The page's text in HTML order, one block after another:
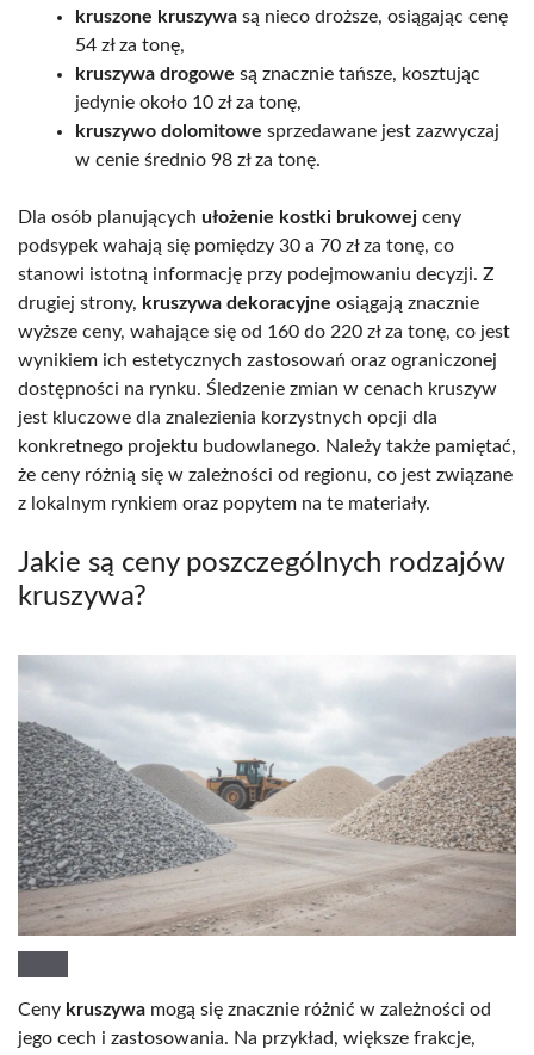
kruszone kruszywa są nieco droższe, osiągając cenę
54 zł za tonę,
kruszywa drogowe są znacznie tańsze, kosztując
jedynie około 10 zł za tonę,
kruszywo dolomitowe sprzedawane jest zazwyczaj
w cenie średnio 98 zł za tonę.
Dla osób planujących ułożenie kostki brukowej ceny
podsypek wahają się pomiędzy 30 a 70 zł za tonę, co
stanowi istotną informację przy podejmowaniu decyzji. Z
drugiej strony, kruszywa dekoracyjne osiągają znacznie
wyższe ceny, wahające się od 160 do 220 zł za tonę, co jest
wynikiem ich estetycznych zastosowań oraz ograniczonej
dostępności na rynku. Śledzenie zmian w cenach kruszyw
jest kluczowe dla znalezienia korzystnych opcji dla
konkretnego projektu budowlanego. Należy także pamiętać,
że ceny różnią się w zależności od regionu, co jest związane
z lokalnym rynkiem oraz popytem na te materiały.
Jakie są ceny poszczególnych rodzajów
kruszywa?
Ceny kruszywa mogą się znacznie różnić w zależności od
jego cech i zastosowania. Na przykład, większe frakcje,